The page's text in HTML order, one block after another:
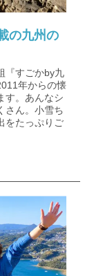
の九州の
『すごかby九
年からの懐
す。あんなシ
さん。小雪ち
をたっぷりご